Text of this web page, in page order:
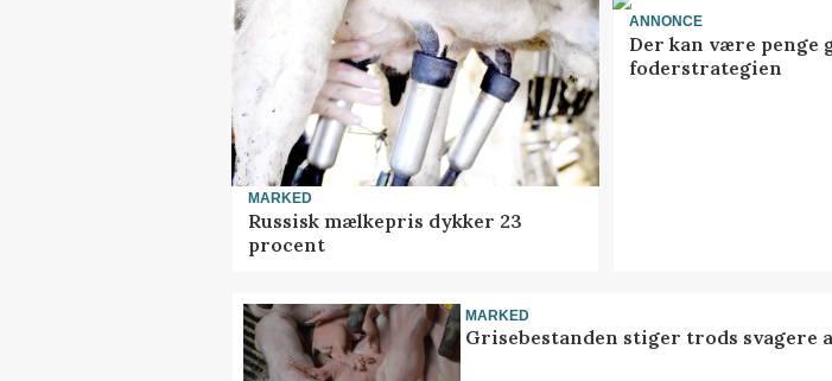
MARKED
Russisk mælkepris dykker 23
procent
ANNONCE
Der kan være penge
foderstrategien
MARKED
Grisebestanden stiger trods svagere